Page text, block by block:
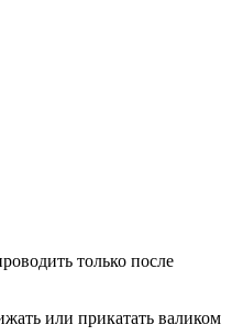
только после
или прикатать валиком